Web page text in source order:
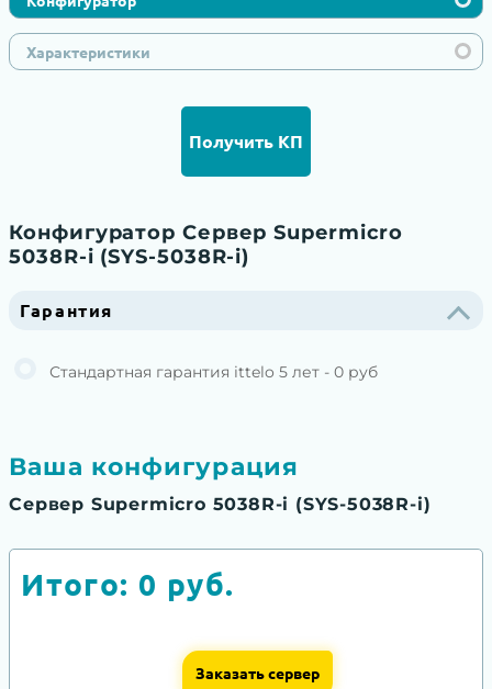
Характеристики
Получить КП
Конфигуратор Сервер Supermicro
5038R-i (SYS-5038R-i)
Гарантия
Стандартная гарантия ittelo 5 лет - 0 руб
Ваша конфигурация
Сервер Supermicro 5038R-i (SYS-5038R-i)
Итого: 0 руб.
Заказать сервер